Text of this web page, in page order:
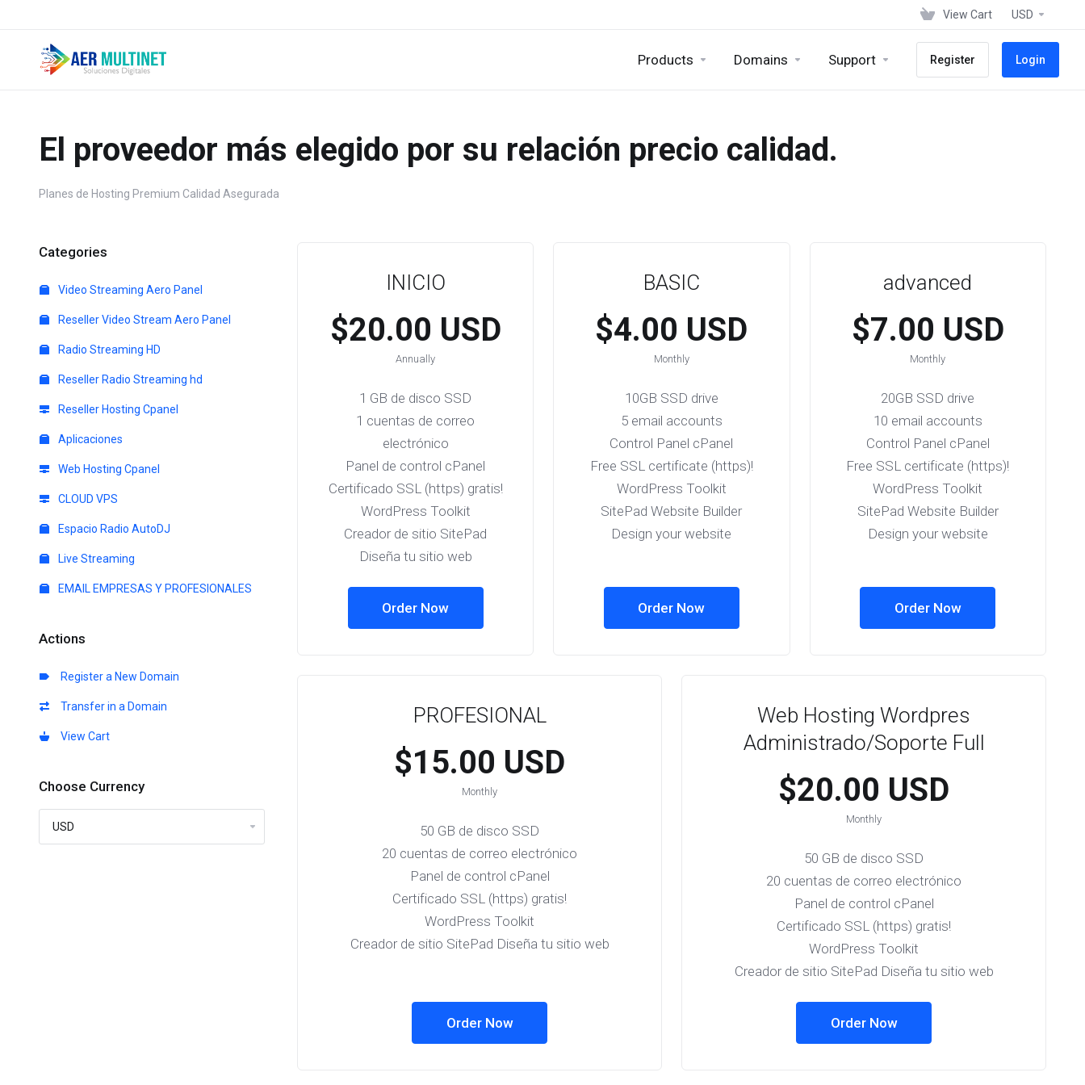
View Cart USD
Products Domains Support Register Login
El proveedor más elegido por su relación precio calidad.
Planes de Hosting Premium Calidad Asegurada
Categories
Video Streaming Aero Panel
Reseller Video Stream Aero Panel
Radio Streaming HD
Reseller Radio Streaming hd
Reseller Hosting Cpanel
Aplicaciones
Web Hosting Cpanel
CLOUD VPS
Espacio Radio AutoDJ
Live Streaming
EMAIL EMPRESAS Y PROFESIONALES
Actions
Register a New Domain
Transfer in a Domain
View Cart
Choose Currency
INICIO
$20.00 USD
Annually
1 GB de disco SSD
1 cuentas de correo
electrónico
Panel de control cPanel
Certificado SSL (https) gratis!
WordPress Toolkit
Creador de sitio SitePad
Diseña tu sitio web
Order Now
BASIC
$4.00 USD
Monthly
10GB SSD drive
5 email accounts
Control Panel cPanel
Free SSL certificate (https)!
WordPress Toolkit
SitePad Website Builder
Design your website
Order Now
advanced
$7.00 USD
Monthly
20GB SSD drive
10 email accounts
Control Panel cPanel
Free SSL certificate (https)!
WordPress Toolkit
SitePad Website Builder
Design your website
Order Now
PROFESIONAL
$15.00 USD
Monthly
50 GB de disco SSD
20 cuentas de correo electrónico
Panel de control cPanel
Certificado SSL (https) gratis!
WordPress Toolkit
Creador de sitio SitePad Diseña tu sitio web
Order Now
Web Hosting Wordpres
Administrado/Soporte Full
$20.00 USD
Monthly
50 GB de disco SSD
20 cuentas de correo electrónico
Panel de control cPanel
Certificado SSL (https) gratis!
WordPress Toolkit
Creador de sitio SitePad Diseña tu sitio web
Order Now